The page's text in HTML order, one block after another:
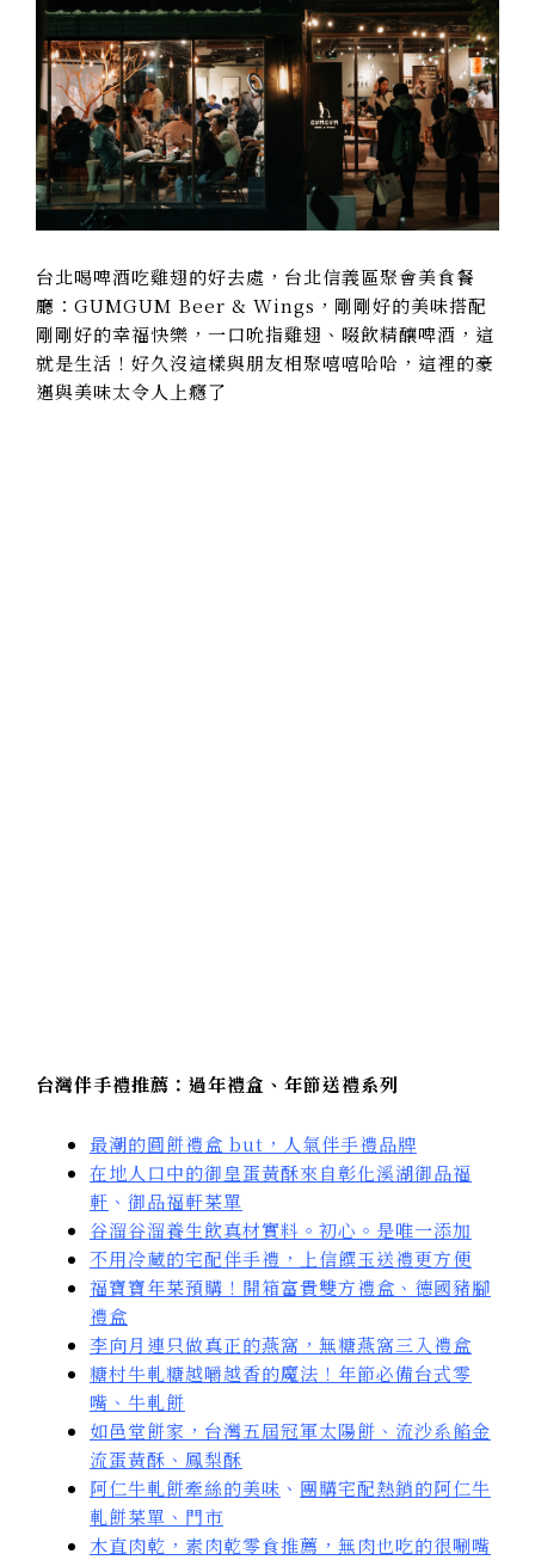
台北喝啤酒吃雞翅的好去處，台北信義區聚會美食餐
廳：GUMGUM Beer & Wings，剛剛好的美味搭配
剛剛好的幸福快樂，一口吮指雞翅、啜飲精釀啤酒，這
就是生活！好久沒這樣與朋友相聚嘻嘻哈哈，這裡的豪
邁與美味太令人上癮了
台灣伴手禮推薦：過年禮盒、年節送禮系列
最潮的圓餅禮盒 but，人氣伴手禮品牌
在地人口中的御皇蛋黃酥來自彰化溪湖御品福
軒 、 御品福軒菜單
谷溜谷溜養生飲真材實料。初心。是唯一添加
不用冷藏的宅配伴手禮，上信饌玉送禮更方便
福寶寶年菜預購！開箱富貴雙方禮盒、德國豬腳
禮盒
李向月連只做真正的燕窩，無糖燕窩三入禮盒
糖村牛軋糖越嚼越香的魔法！年節必備台式零
嘴、牛軋餅
如邑堂餅家，台灣五屆冠軍太陽餅、流沙系餡金
流蛋黃酥、鳳梨酥
阿仁牛軋餅牽絲的美味 、 團購宅配熱銷的阿仁牛
軋餅菜單、門市
木直肉乾，素肉乾零食推薦，無肉也吃的很唰嘴